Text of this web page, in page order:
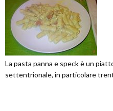
La pasta panna e speck è un
settentrionale, in particolare